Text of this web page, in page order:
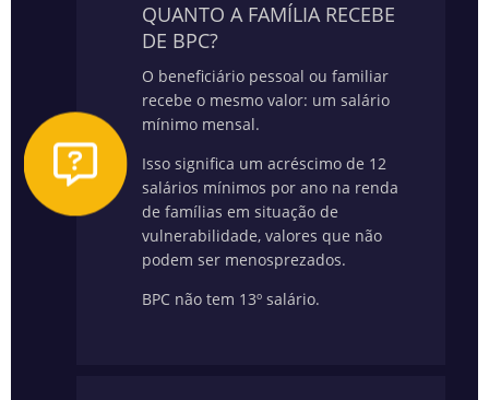
QUANTO A FAMÍLIA RECEBE
DE BPC?
O beneficiário pessoal ou familiar
recebe o mesmo valor: um salário
mínimo mensal.
Isso significa um acréscimo de 12
salários mínimos por ano na renda
de famílias em situação de
vulnerabilidade, valores que não
podem ser menosprezados.
BPC não tem 13º salário.